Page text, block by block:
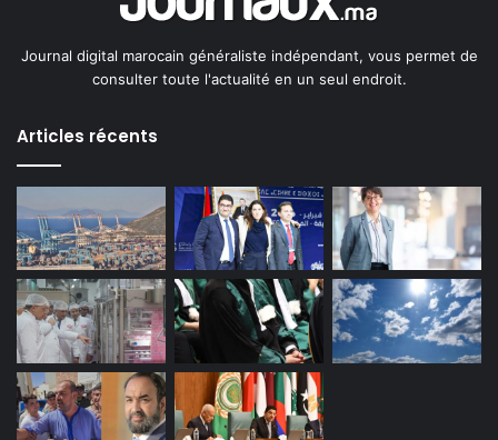
Journal digital marocain généraliste indépendant, vous permet de
consulter toute l'actualité en un seul endroit.
Articles récents